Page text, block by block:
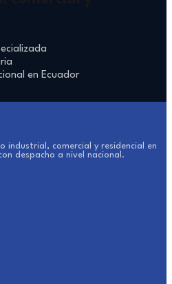
en Ecuador
industrial, comercial y residencial en
despacho a nivel nacional.